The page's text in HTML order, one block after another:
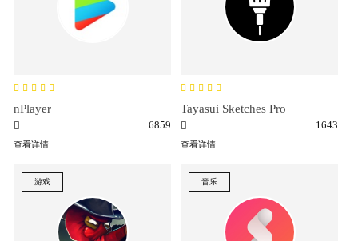
nPlayer
6859
查看详情
Tayasui Sketches Pro
1643
查看详情
游戏 音乐